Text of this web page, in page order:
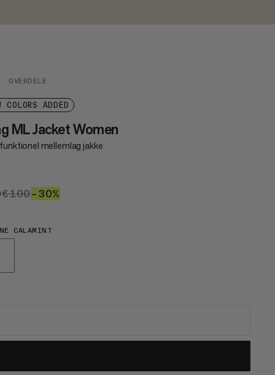
OVERDELE
COLORS ADDED
ML Jacket Women
mellemlag jakke
€70
€100€100
–30%
CALAMINT